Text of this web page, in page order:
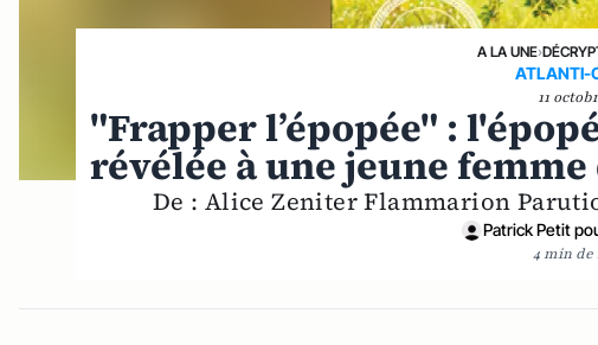
A LA UNE›
ATLANTI-
11
"Frapper l’épopée" :
révélée à une jeune
De : Alice Zeniter Flammarion
Patrick Petit
4 min